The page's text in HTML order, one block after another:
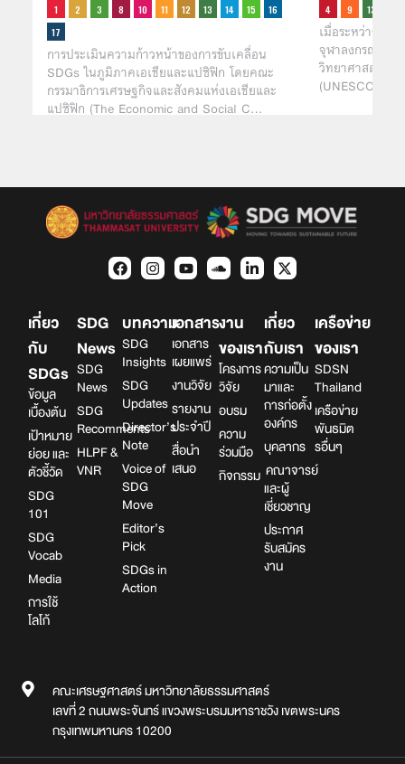
การประเมินความก้าวหน้าของการขับเคลื่อน
SDGs ในภูมิภาคเอเชียและแปซิฟิก โดยคณะ
กรรมาธิการเศรษฐกิจและสังคมแห่งเอเชียและ
แปซิฟิก (The Economic and Social C…
เมื่อระหว่างวัน
จุฬาลงกรณ์มหา
วิทยาศาสตร์แล
(UNESCO) แ
เกี่ยว
กับ
SDGs
ข้อมูล
เบื้องต้น
เป้าหมาย
ย่อย และ
ตัวชี้วัด
SDG
101
SDG
Vocab
Media
การใช้
โลโก้
SDG
News
SDG
News
SDG
Recomments
HLPF &
VNR
บทความ
SDG
Insights
SDG
Updates
Director’s
Note
Voice of
SDG
Move
Editor’s
Pick
SDGs in
Action
เอกสาร
เอกสาร
เผยแพร่
งานวิจัย
รายงาน
ประจำปี
สื่อนำ
เสนอ
งาน
ของเรา
โครงการ
วิจัย
อบรม
ความ
ร่วมมือ
กิจกรรม
เกี่ยว
กับเรา
ความเป็น
มาและ
การก่อตั้ง
องค์กร
บุคลากร
คณาจารย์
และผู้
เชี่ยวชาญ
ประกาศ
รับสมัคร
งาน
เครือข่าย
ของเรา
SDSN
Thailand
เครือข่าย
พันธมิต
รอื่นๆ
คณะเศรษฐศาสตร์ มหาวิทยาลัยธรรมศาสตร์
เลขที่ 2 ถนนพระจันทร์ แขวงพระบรมมหาราชวัง เขตพระนคร
กรุงเทพมหานคร 10200